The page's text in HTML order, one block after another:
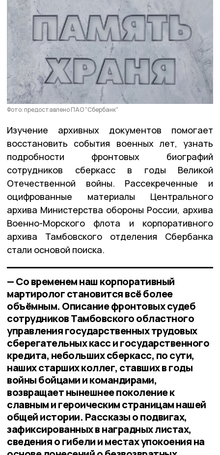
Фото: предоставлено ПАО "Сбербанк"
Изучение архивных документов помогает
восстановить события военных лет, узнать
подробности фронтовых биографий
сотрудников сберкасс в годы Великой
Отечественной войны. Рассекреченные и
оцифрованные материалы Центрального
архива Министерства обороны России, архива
Военно-Морского флота и корпоративного
архива Тамбовского отделения Сбербанка
стали основой поиска.
— Со временем наш корпоративный
мартиролог становится всё более
объёмным. Описание фронтовых судеб
сотрудников Тамбовского областного
управления государственных трудовых
сберегательных касс и государственного
кредита, небольших сберкасс, по сути,
наших старших коллег, ставших в годы
войны бойцами и командирами,
возвращает нынешнее поколение к
славным и героическим страницам нашей
общей истории. Рассказы о подвигах,
зафиксированных в наградных листах,
сведения о гибели и местах упокоения на